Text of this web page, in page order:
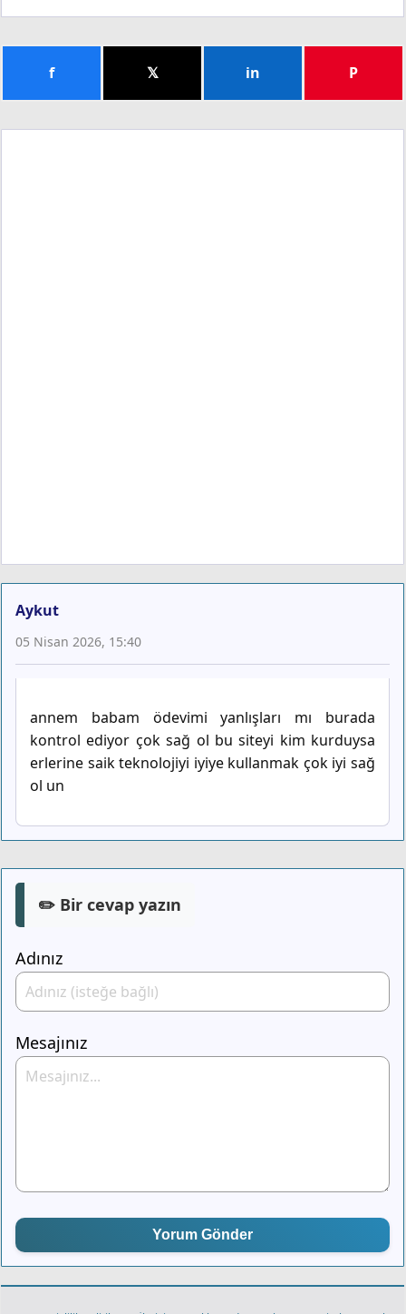
f 𝕏 in P
Aykut
05 Nisan 2026, 15:40
annem babam ödevimi yanlışları mı burada
kontrol ediyor çok sağ ol bu siteyi kim kurduysa
erlerine saik teknolojiyi iyiye kullanmak çok iyi sağ
ol un
✏️ Bir cevap yazın
Adınız
Mesajınız
Yorum Gönder